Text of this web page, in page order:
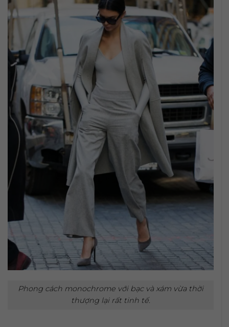
Phong cách monochrome với bạc và xám vừa thời
thượng lại rất tinh tế.